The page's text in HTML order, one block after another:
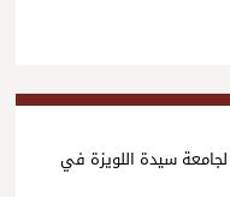
سيدة اللويزة في